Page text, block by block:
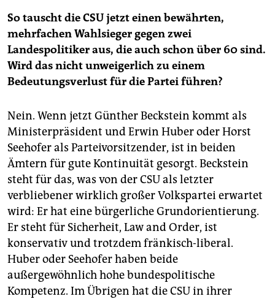
So tauscht die CSU jetzt einen bewährten,
mehrfachen Wahlsieger gegen zwei
Landespolitiker aus, die auch schon über 60 sind.
Wird das nicht unweigerlich zu einem
Bedeutungsverlust für die Partei führen?
Nein. Wenn jetzt Günther Beckstein kommt als
Ministerpräsident und Erwin Huber oder Horst
Seehofer als Parteivorsitzender, ist in beiden
Ämtern für gute Kontinuität gesorgt. Beckstein
steht für das, was von der CSU als letzter
verbliebener wirklich großer Volkspartei erwartet
wird: Er hat eine bürgerliche Grundorientierung.
Er steht für Sicherheit, Law and Order, ist
konservativ und trotzdem fränkisch-liberal.
Huber oder Seehofer haben beide
außergewöhnlich hohe bundespolitische
Kompetenz. Im Übrigen hat die CSU in ihrer